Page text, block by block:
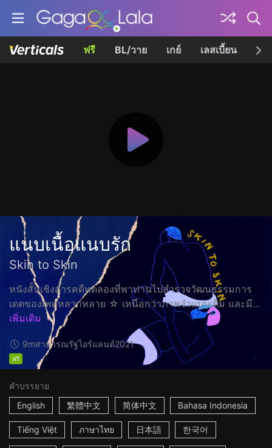
ฟรี BL/วาย เกย์ เลสเบี้ยน เค
แนบเนื้อแนบรัก
Skin to Skin
หนังสั้นเชิงสารคดีทดลองที่พาท่านไปสำรวจวัฒนธรรมการ
เดตของเพศหลากหลาย ☆ เหนือกว่าภาพจำแบบเดิม และมี...
เพิ่มเติม
9mสาธารณรัฐไอร์แลนด์2021
ฟรี
คำบรรยาย
English
繁體中文 简体中文 Bahasa Indonesia
Tiếng Việt ภาษาไทย 日本語 한국어